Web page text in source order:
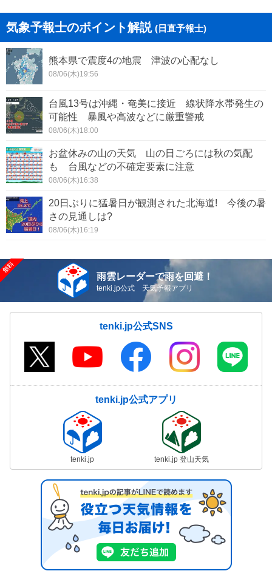
気象予報士のポイント解説 (日直予報士)
熊本県で震度4の地震 津波の心配なし
08/06(木)19:56
台風13号は沖縄・奄美に接近 線状降水帯発生の
可能性 暴風や高波などに厳重警戒
08/06(木)18:00
お盆休みの山の天気 山の日ごろには秋の気配
も 台風などの不確定要素に注意
08/06(木)16:38
20日ぶりに猛暑日が観測された北海道! 今後の暑
さの見通しは?
08/06(木)16:19
雨雲レーダーで雨を回避！
tenki.jp公式 天気予報アプリ
tenki.jp公式SNS
tenki.jp公式アプリ
tenki.jp tenki.jp 登山天気